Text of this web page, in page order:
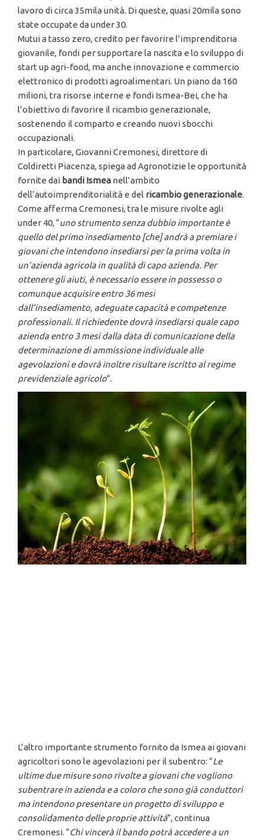
lavoro di circa 35mila unità. Di queste, quasi 20mila sono
state occupate da under 30.
Mutui a tasso zero, credito per favorire l’imprenditoria
giovanile, fondi per supportare la nascita e lo sviluppo di
start up agri-food, ma anche innovazione e commercio
elettronico di prodotti agroalimentari. Un piano da 160
milioni, tra risorse interne e fondi Ismea-Bei, che ha
l’obiettivo di favorire il ricambio generazionale,
sostenendo il comparto e creando nuovi sbocchi
occupazionali.
In particolare, Giovanni Cremonesi, direttore di
Coldiretti Piacenza, spiega ad Agronotizie le opportunità
fornite dai bandi Ismea nell’ambito
dell’autoimprenditorialità e del ricambio generazionale.
Come afferma Cremonesi, tra le misure rivolte agli
under 40, “uno strumento senza dubbio importante è
quello del primo insediamento [che] andrà a premiare i
giovani che intendono insediarsi per la prima volta in
un’azienda agricola in qualità di capo azienda. Per
ottenere gli aiuti, è necessario essere in possesso o
comunque acquisire entro 36 mesi
dall’insediamento, adeguate capacità e competenze
professionali. Il richiedente dovrà insediarsi quale capo
azienda entro 3 mesi dalla data di comunicazione della
determinazione di ammissione individuale alle
agevolazioni e dovrà inoltre risultare iscritto al regime
previdenziale agricolo”.
L’altro importante strumento fornito da Ismea ai giovani
agricoltori sono le agevolazioni per il subentro: “Le
ultime due misure sono rivolte a giovani che vogliono
subentrare in azienda e a coloro che sono già conduttori
ma intendono presentare un progetto di sviluppo e
consolidamento delle proprie attività“, continua
Cremonesi. “Chi vincerà il bando potrà accedere a un